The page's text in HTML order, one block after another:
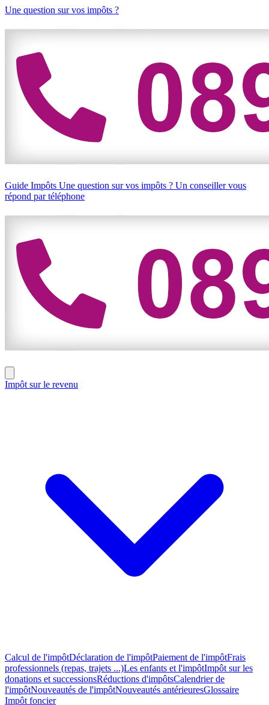
Une question sur vos impôts ?
Guide Impôts Une question sur vos impôts ? Un conseiller vous
répond par téléphone
Impôt sur le revenu
Calcul de l'impôtDéclaration de l'impôtPaiement de l'impôtFrais
professionnels (repas, trajets ...)Les enfants et l'impôtImpôt sur les
donations et successionsRéductions d'impôtsCalendrier de
l'impôtNouveautés de l'impôtNouveautés antérieuresGlossaire
Impôt foncier